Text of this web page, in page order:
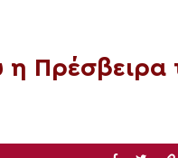
η Πρέσβειρα